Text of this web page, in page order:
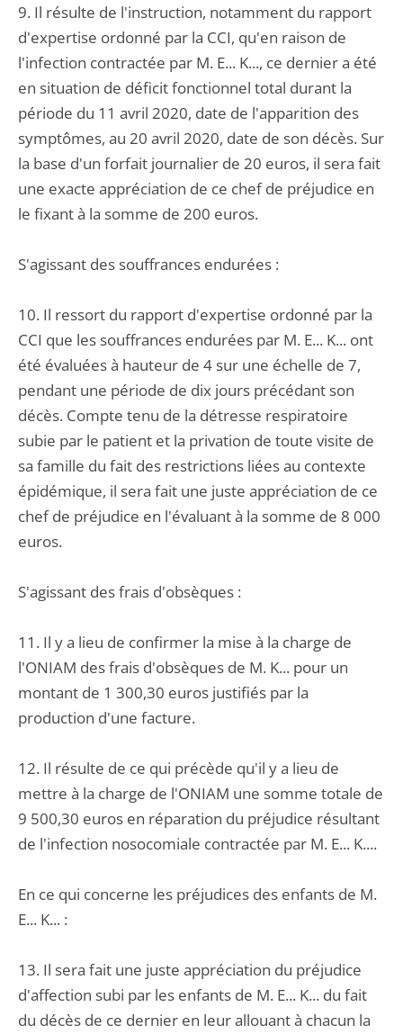
9. Il résulte de l'instruction, notamment du rapport
d'expertise ordonné par la CCI, qu'en raison de
l'infection contractée par M. E... K..., ce dernier a été
en situation de déficit fonctionnel total durant la
période du 11 avril 2020, date de l'apparition des
symptômes, au 20 avril 2020, date de son décès. Sur
la base d'un forfait journalier de 20 euros, il sera fait
une exacte appréciation de ce chef de préjudice en
le fixant à la somme de 200 euros.
S'agissant des souffrances endurées :
10. Il ressort du rapport d'expertise ordonné par la
CCI que les souffrances endurées par M. E... K... ont
été évaluées à hauteur de 4 sur une échelle de 7,
pendant une période de dix jours précédant son
décès. Compte tenu de la détresse respiratoire
subie par le patient et la privation de toute visite de
sa famille du fait des restrictions liées au contexte
épidémique, il sera fait une juste appréciation de ce
chef de préjudice en l'évaluant à la somme de 8 000
euros.
S'agissant des frais d'obsèques :
11. Il y a lieu de confirmer la mise à la charge de
l'ONIAM des frais d'obsèques de M. K... pour un
montant de 1 300,30 euros justifiés par la
production d'une facture.
12. Il résulte de ce qui précède qu'il y a lieu de
mettre à la charge de l'ONIAM une somme totale de
9 500,30 euros en réparation du préjudice résultant
de l'infection nosocomiale contractée par M. E... K....
En ce qui concerne les préjudices des enfants de M.
E... K... :
13. Il sera fait une juste appréciation du préjudice
d'affection subi par les enfants de M. E... K... du fait
du décès de ce dernier en leur allouant à chacun la